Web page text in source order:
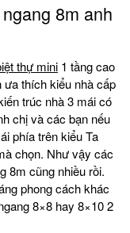
8m anh
thự mini 1 tầng cao
ưa thích kiểu nhà cấp
trúc nhà 3 mái có
chị và các bạn nếu
phía trên kiểu Ta
chọn. Như vậy các
8m cũng nhiều rồi.
phong cách khác
8×8 hay 8×10 2